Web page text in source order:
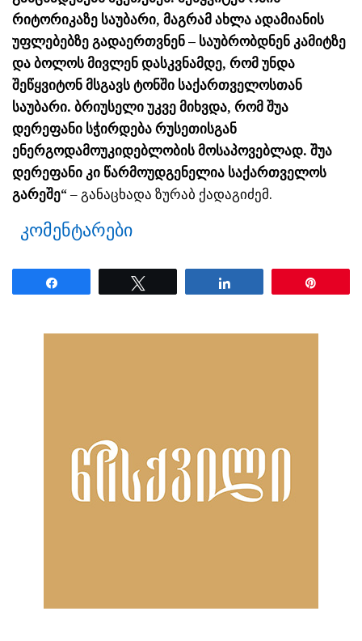
რიტორიკაზე საუბარი, მაგრამ ახლა ადამიანის
უფლებებზე გადაერთვნენ – საუბრობდნენ კამიტზე
და ბოლოს მივლენ დასკვნამდე, რომ უნდა
შეწყვიტონ მსგავს ტონში საქართველოსთან
საუბარი. ბრიუსელი უკვე მიხვდა, რომ შუა
დერეფანი სჭირდება რუსეთისგან
ენერგოდამოუკიდებლობის მოსაპოვებლად. შუა
დერეფანი კი წარმოუდგენელია საქართველოს
გარეშე“ – განაცხადა ზურაბ ქადაგიძემ.
კომენტარები